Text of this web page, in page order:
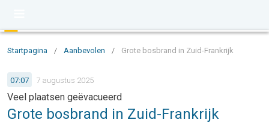
Startpagina / Aanbevolen / Grote bosbrand in Zuid-Frankrijk
07:07 7 augustus 2025
Veel plaatsen geëvacueerd
Grote bosbrand in Zuid-Frankrijk